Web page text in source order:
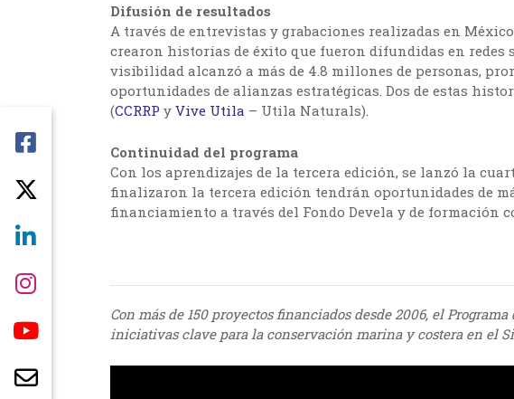
Difusión de resultados
A través de entrevistas y grabaciones realizadas en
crearon historias de éxito que fueron difundidas en redes
visibilidad alcanzó a más de 4.8 millones de personas,
oportunidades de alianzas estratégicas. Dos de estas
(CCRRP y Vive Utila – Utila Naturals).
Continuidad del programa
Con los aprendizajes de la tercera edición, se lanzó la
finalizaron la tercera edición tendrán oportunidades de
financiamiento a través del Fondo Devela y de formación
Con más de 150 proyectos financiados desde 2006, el
iniciativas clave para la conservación marina y costera en el